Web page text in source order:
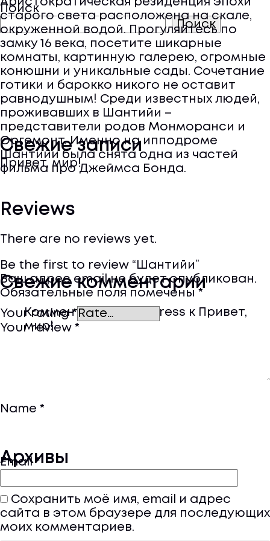
старого света расположена на скале,
окруженной водой. Прогуляйтесь по
замку 16 века, посетите шикарные
комнаты, картинную галерею, огромные
конюшни и уникальные сады. Сочетание
готики и барокко никого не оставит
равнодушным! Среди известных людей,
проживавших в Шантийи –
представители родов Монморанси и
Оргемонт. Именно на ипподроме
Шантийи была снята одна из частей
фильма про Джеймса Бонда.
Reviews
There are no reviews yet.
Be the first to review “Шантийи”
Ваш адрес email не будет опубликован.
Обязательные поля помечены *
Your rating*
Your review *
Name *
Email*
Сохранить моё имя, email и адрес
сайта в этом браузере для последующих
моих комментариев.
Поиск
Поиск
Свежие записи
Привет, мир!
Свежие комментарии
Комментатор WordPress к Привет,
мир!
Архивы